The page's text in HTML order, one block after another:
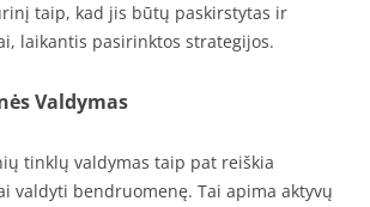
taip, kad jis būtų paskirstytas ir
laikantis pasirinktos strategijos.
Valdymas
tinklų valdymas taip pat reiškia
valdyti bendruomenę. Tai apima aktyvų